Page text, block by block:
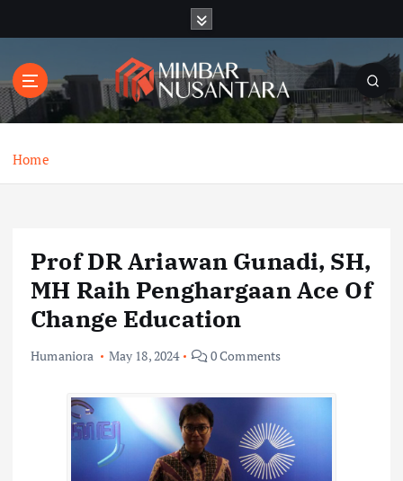
t
o
Home
Prof DR Ariawan Gunadi, SH,
MH Raih Penghargaan Ace Of
Change Education
Humaniora May 18, 2024 0 Comments